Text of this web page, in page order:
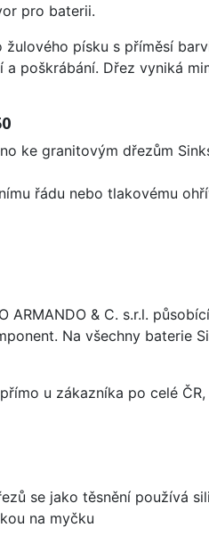
pro baterii.
písku s příměsí
poškrábání. Dřez vyniká
ke granitovým dřezům
řádu nebo tlakovému
ARMANDO & C. s.r.l.
Na všechny baterie
u zákazníka po celé
se jako těsnění používá
na myčku